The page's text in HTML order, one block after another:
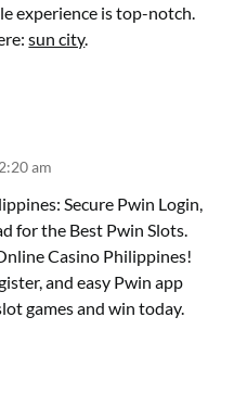
experience is top-notch.
sun city.
am
Secure Pwin Login,
for the Best Pwin Slots.
Casino Philippines!
and easy Pwin app
games and win today.